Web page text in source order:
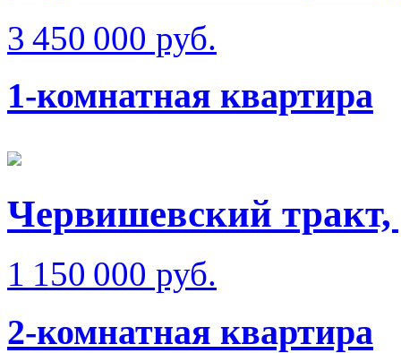
3 450 000 руб.
1-комнатная квартира
Червишевский тракт,
1 150 000 руб.
2-комнатная квартира